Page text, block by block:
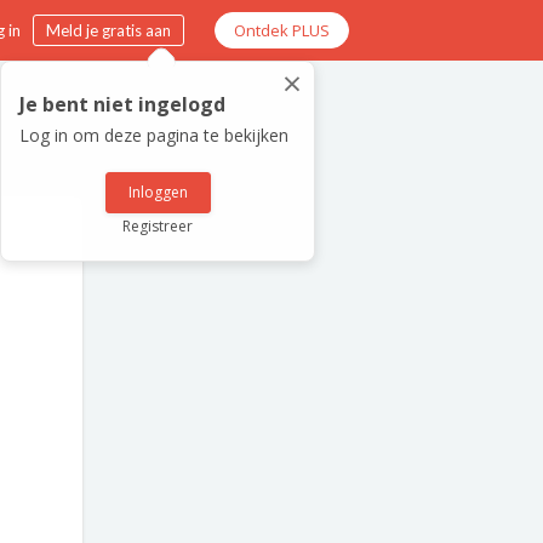
in Meld je gratis aan Ontdek PLUS
×
Je bent niet ingelogd
Log in om deze pagina te bekijken
Inloggen
Registreer